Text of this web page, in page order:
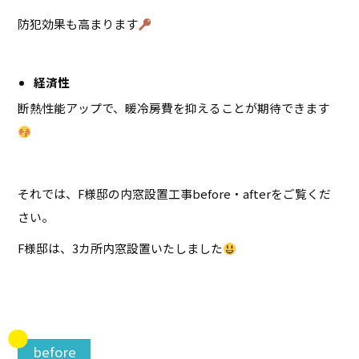
防犯効果も高まります
経済性
断熱性能アップで、暖冷房費を抑えることが期待できます
それでは、F様邸の内窓設置工事before・afterをご覧くだ
さい。
F様邸は、3カ所内窓設置いたしました
before